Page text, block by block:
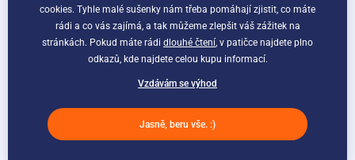
Možnosti dopravy a platby:
© Sportago.cz. WebdesignLitvanyi.sk| E-shop vytvořilasimplia.cz
cookies. Tyhle malé sušenky nám třeba pomáhají zjistit, co máte
rádi a co vás zajímá, a tak můžeme zlepšit váš zážitek na
stránkách. Pokud máte rádi dlouhé čtení, v patičce najdete plno
odkazů, kde najdete celou kupu informací.
Vzdávám se výhod
Jasně, beru vše. :)